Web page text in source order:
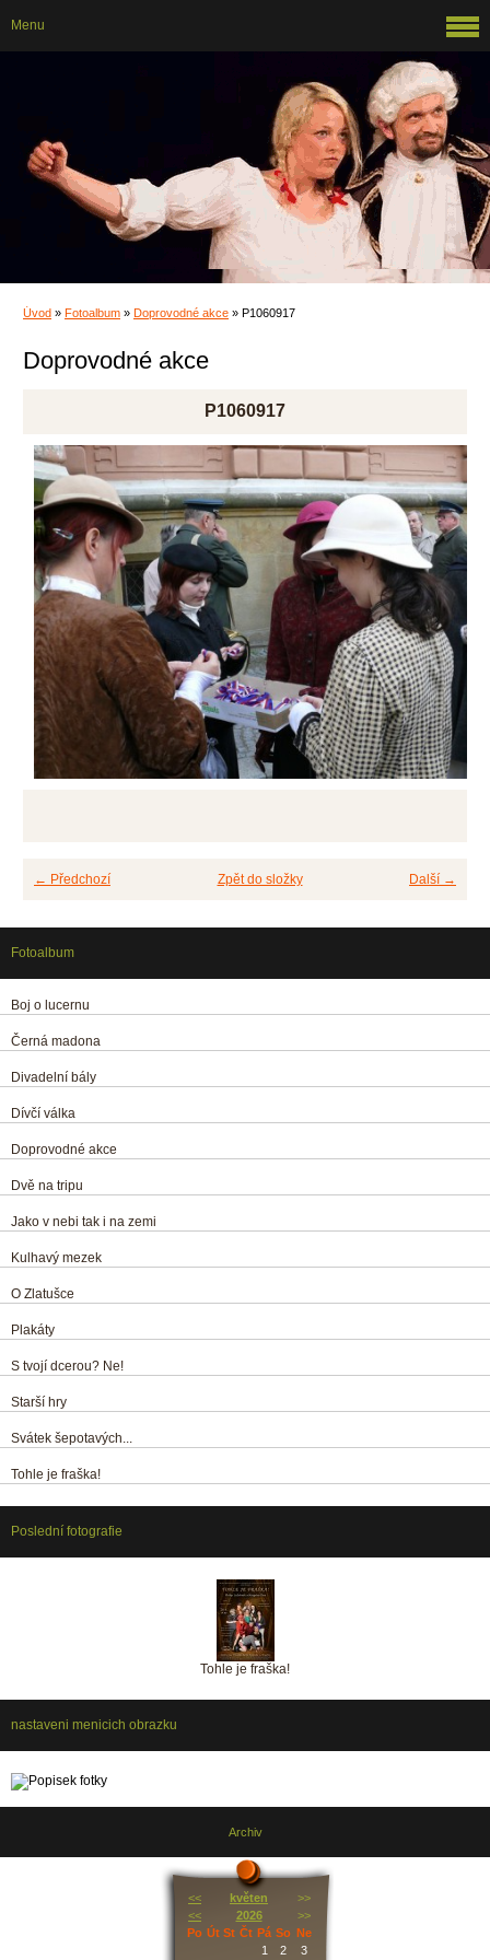
Úvod » Fotoalbum » Doprovodné akce » P1060917
Doprovodné akce
P1060917
← Předchozí Další →
Zpět do složky
Menu
Fotoalbum
Boj o lucernu
Černá madona
Divadelní bály
Dívčí válka
Doprovodné akce
Dvě na tripu
Jako v nebi tak i na zemi
Kulhavý mezek
O Zlatušce
Plakáty
S tvojí dcerou? Ne!
Starší hry
Svátek šepotavých...
Tohle je fraška!
Poslední fotografie
Tohle je fraška!
nastaveni menicich obrazku
Archiv
<< květen
>>
<<
2026
>>
Po Út St Čt Pá So Ne
1
2 3